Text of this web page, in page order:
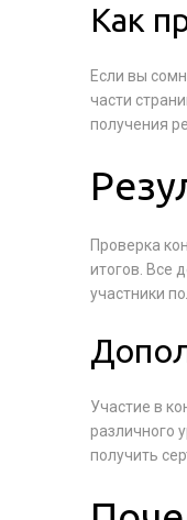
Как
Если вы
части
получения
Проверка
итогов. Все
участники
Участие в
различного
получить